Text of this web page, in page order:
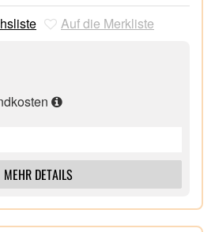
Auf die Merkliste
MEHR DETAILS